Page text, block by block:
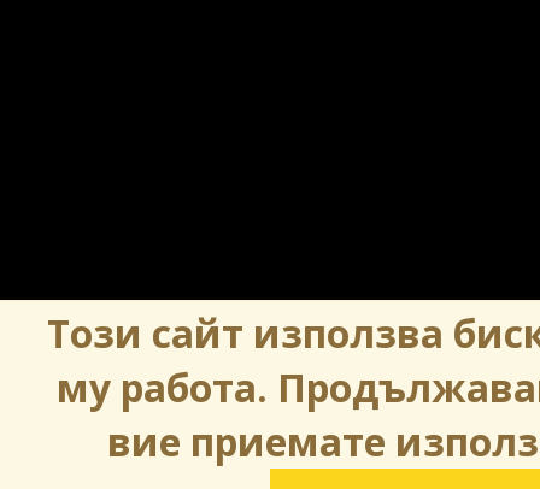
Този сайт използва
му работа.
вие приемате